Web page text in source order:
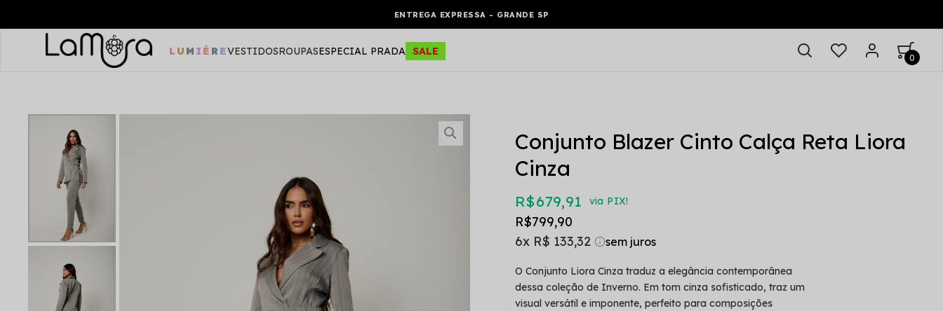
ENTREGA EXPRESSA - GRANDE SP
LUMIÉREVESTIDOSROUPASESPECIAL PRADA SALE 0
Conjunto Blazer Cinto Calça Reta Liora
Cinza
R$ 679,91 via PIX!
R$ 799,90
6x R$ 133,32
O Conjunto Liora Cinza traduz a elegância contemporânea
dessa coleção de Inverno. Em tom cinza sofisticado, traz um
visual versátil e imponente, perfeito para composições